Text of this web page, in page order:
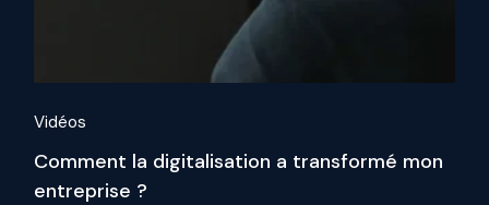
Vidéos
Comment la digitalisation a transformé mon
entreprise ?